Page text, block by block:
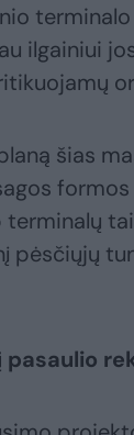
ilgainiui
šias
formos
terminalų
pėsčiųjų
pasaulio